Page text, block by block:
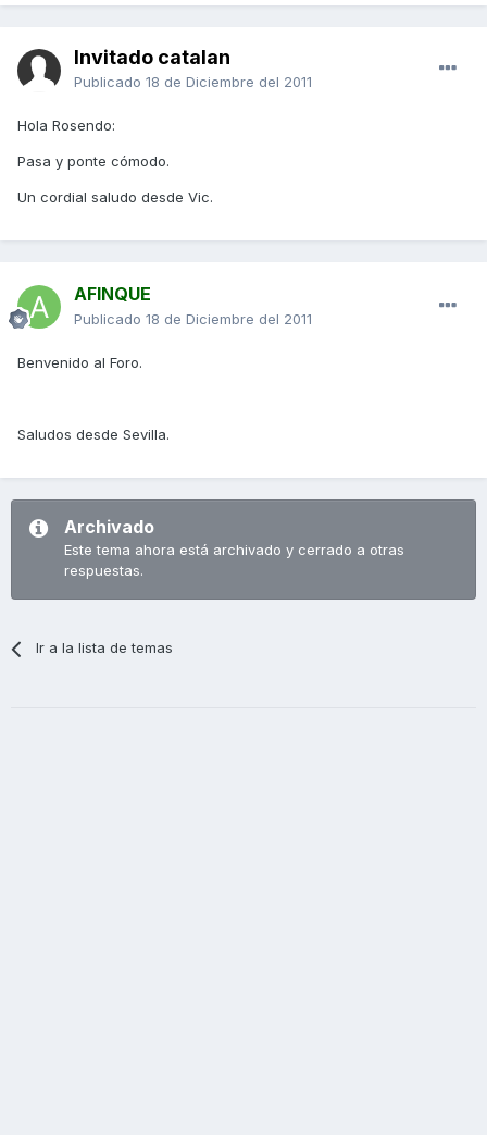
Invitado catalan
Publicado 18 de Diciembre del 2011
Hola Rosendo:
Pasa y ponte cómodo.
Un cordial saludo desde Vic.
AFINQUE
Publicado 18 de Diciembre del 2011
Benvenido al Foro.
Saludos desde Sevilla.
Archivado
Este tema ahora está archivado y cerrado a otras
respuestas.
Ir a la lista de temas